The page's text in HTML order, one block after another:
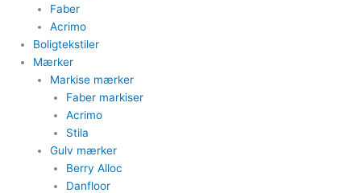
Faber
Acrimo​
Boligtekstiler​
Mærker
Markise mærker
Faber markiser
Acrimo​
Stila​
Gulv mærker
Berry Alloc
Danfloor